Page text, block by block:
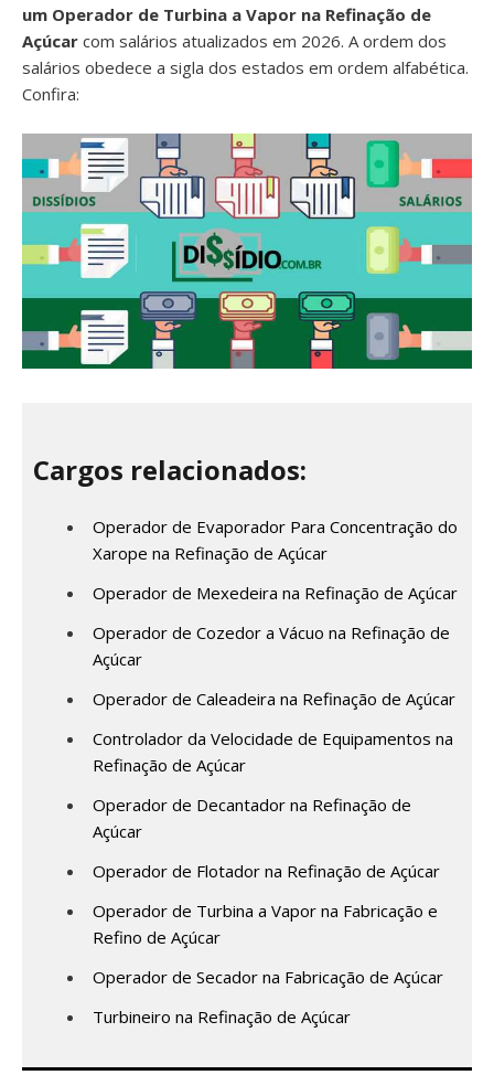
um Operador de Turbina a Vapor na Refinação de
Açúcar com salários atualizados em 2026. A ordem dos
salários obedece a sigla dos estados em ordem alfabética.
Confira:
Cargos relacionados:
Operador de Evaporador Para Concentração do
Xarope na Refinação de Açúcar
Operador de Mexedeira na Refinação de Açúcar
Operador de Cozedor a Vácuo na Refinação de
Açúcar
Operador de Caleadeira na Refinação de Açúcar
Controlador da Velocidade de Equipamentos na
Refinação de Açúcar
Operador de Decantador na Refinação de
Açúcar
Operador de Flotador na Refinação de Açúcar
Operador de Turbina a Vapor na Fabricação e
Refino de Açúcar
Operador de Secador na Fabricação de Açúcar
Turbineiro na Refinação de Açúcar